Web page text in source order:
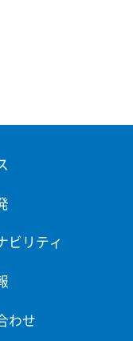
ビリティ
わせ